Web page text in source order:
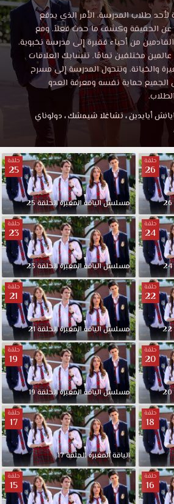
لأحد طلاب المدرسة، الأمر الذي يدفع
عن الحقيقة وكشف ما حدث فعلاً. ومع
من أحياء فقيرة إلى مدرسة نخبوية،
عالمين مختلفين تمامًا. تتشابك العلاقات
والخيانة، وتتحول المدرسة إلى مسرح
الجميع حماية نفسه ومعرفة العدو
أيايدين،تشاغلا شيمشك، دولوناي
حلقة
26
حلقة
25
مسلسل الياقة المغبرة الحلقة 25
حلقة
24
حلقة
23
مسلسل الياقة المغبرة الحلقة 23
حلقة
22
حلقة
21
مسلسل الياقة المغبرة الحلقة 21
حلقة
20
حلقة
19
مسلسل الياقة المغبرة الحلقة 19
حلقة
18
حلقة
17
الياقة المغبرة الحلقة 17
حلقة
16
حلقة
15